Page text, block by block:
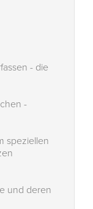
- die
-
speziellen
und deren